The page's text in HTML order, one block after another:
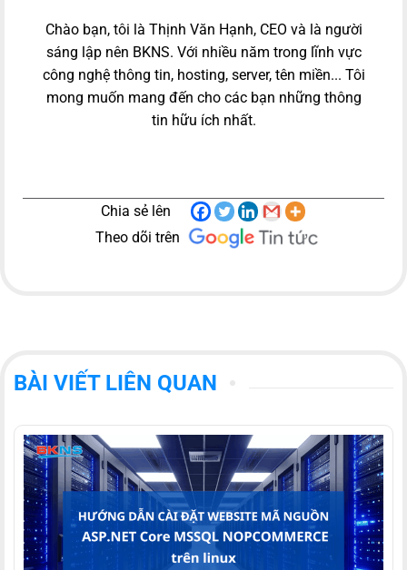
Chào bạn, tôi là Thịnh Văn Hạnh, CEO và là người
sáng lập nên BKNS. Với nhiều năm trong lĩnh vực
công nghệ thông tin, hosting, server, tên miền... Tôi
mong muốn mang đến cho các bạn những thông
tin hữu ích nhất.
Chia sẻ lên
Theo dõi trên
BÀI VIẾT LIÊN QUAN